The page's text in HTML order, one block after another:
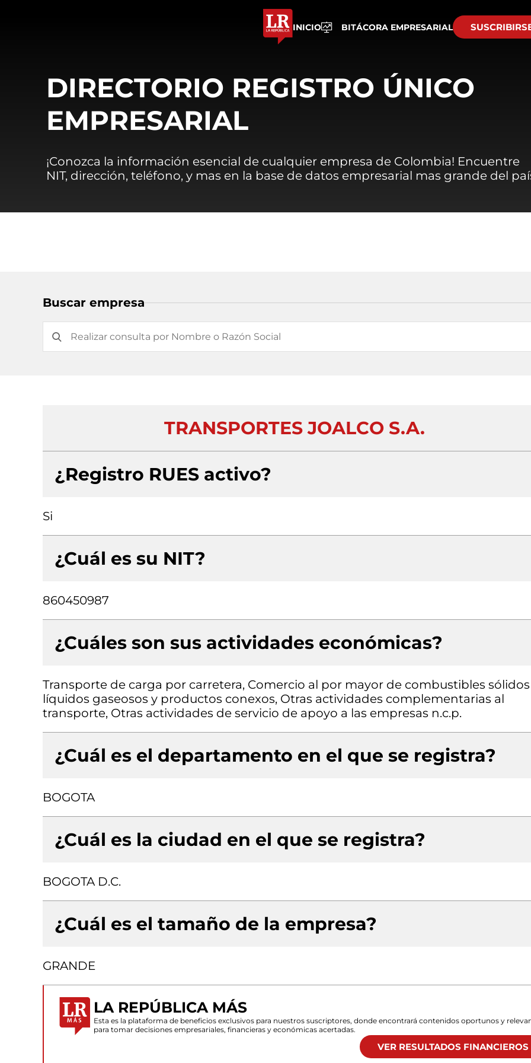
INICIO BITÁCORA EMPRESARIAL
DIRECTORIO REGISTRO ÚNICO
EMPRESARIAL
¡Conozca la información esencial de cualquier empresa de Colombia! Encuentre
NIT, dirección, teléfono, y mas en la base de datos empresarial mas grande del
Buscar empresa
TRANSPORTES JOALCO S.A.
¿Registro RUES activo?
Si
¿Cuál es su NIT?
860450987
¿Cuáles son sus actividades económicas?
Transporte de carga por carretera, Comercio al por mayor de combustibles sólidos
líquidos gaseosos y productos conexos, Otras actividades complementarias al
transporte, Otras actividades de servicio de apoyo a las empresas n.c.p.
¿Cuál es el departamento en el que se registra?
BOGOTA
¿Cuál es la ciudad en el que se registra?
BOGOTA D.C.
¿Cuál es el tamaño de la empresa?
GRANDE
LA REPÚBLICA MÁS
Esta es la plataforma de beneficios exclusivos para nuestros suscriptores, donde encontrará contenidos oportunos y
para tomar decisiones empresariales, financieras y económicas acertadas.
VER RESULTADOS FINANCIEROS